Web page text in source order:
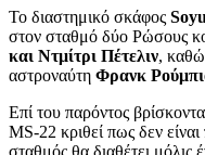
Το διαστημικό σκάφος
στον σταθμό δύο Ρώσους
και Ντμίτρι Πέτελιν,
αστροναύτη Φρανκ
Επί του παρόντος
MS-22 κριθεί πως δεν
σταθμός θα διαθέτει